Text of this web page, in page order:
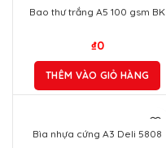
Bao thư trắng A5 100 gsm BK
₫0
THÊM VÀO GIỎ HÀNG
Bìa nhựa cứng A3 Deli 5808